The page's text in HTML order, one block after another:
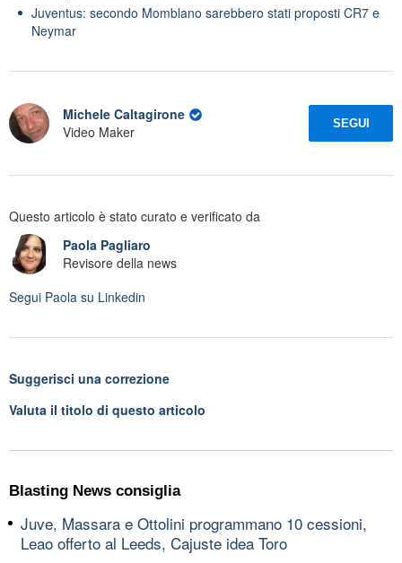
Juventus: secondo Momblano sarebbero stati proposti CR7 e
Neymar
Michele Caltagirone
Video Maker
SEGUI
Questo articolo è stato curato e verificato da
Paola Pagliaro
Revisore della news
Segui Paola su Linkedin
Suggerisci una correzione
Valuta il titolo di questo articolo
Blasting News consiglia
Juve, Massara e Ottolini programmano 10 cessioni,
Leao offerto al Leeds, Cajuste idea Toro